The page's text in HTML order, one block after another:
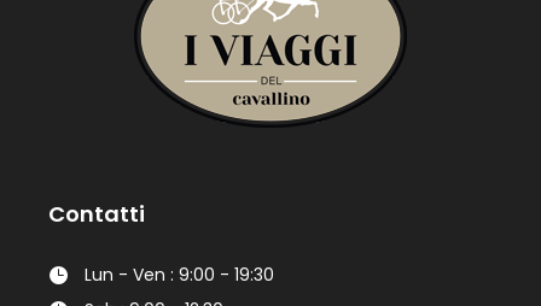
Contatti
Lun - Ven : 9:00 - 19:30